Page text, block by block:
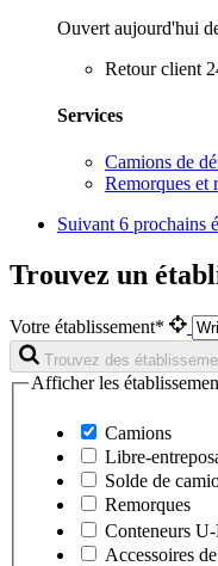
Ouvert aujourd'hui
Retour client
Services
Camions de
Remorques et
Suivant 6 prochains
Trouvez un
Votre établissement*
Trouvez des
Afficher les
Camions
Libre-
Solde de
Remorques
Conteneurs
Accessoires